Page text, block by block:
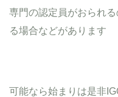
専門の認定員がおられ
る場合などがあります
可能なら始まりは是非